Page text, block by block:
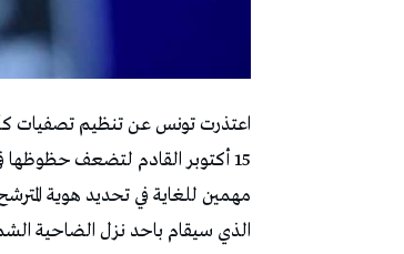
15 أكتوبر القادم لتضعف
مهمين للغاية في تحديد هوية
الذي سيقام باحد نزل الضاحية